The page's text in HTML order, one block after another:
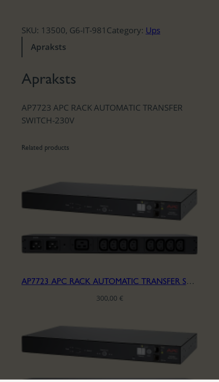
SKU: 13500, G6-IT-981 Category: Ups
Apraksts
Apraksts
AP7723 APC RACK AUTOMATIC TRANSFER
SWITCH-230V
Related products
AP7723 APC RACK AUTOMATIC TRANSFER SWITCH-230V
300,00 €